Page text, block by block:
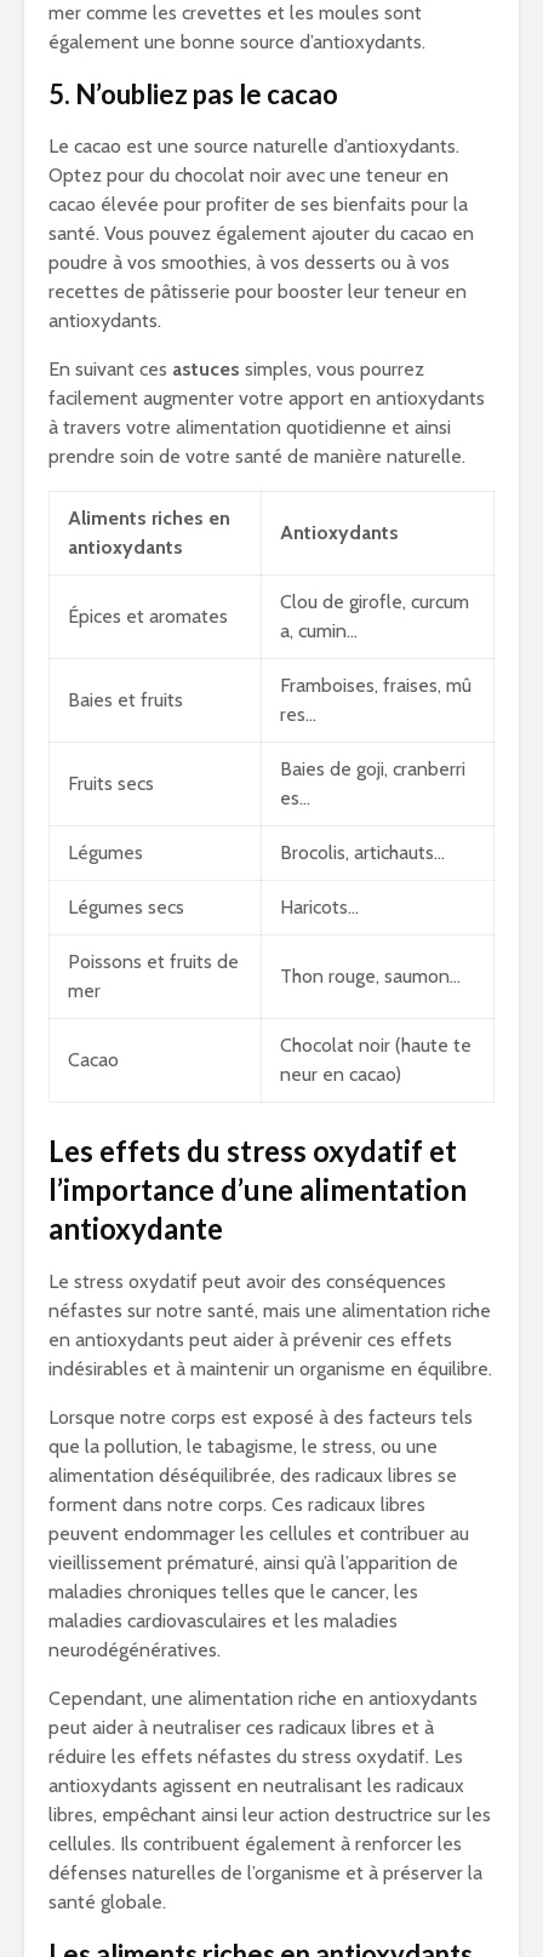
mer comme les crevettes et les moules sont
également une bonne source d’antioxydants.
5. N’oubliez pas le cacao
Le cacao est une source naturelle d’antioxydants.
Optez pour du chocolat noir avec une teneur en
cacao élevée pour profiter de ses bienfaits pour la
santé. Vous pouvez également ajouter du cacao en
poudre à vos smoothies, à vos desserts ou à vos
recettes de pâtisserie pour booster leur teneur en
antioxydants.
En suivant ces astuces simples, vous pourrez
facilement augmenter votre apport en antioxydants
à travers votre alimentation quotidienne et ainsi
prendre soin de votre santé de manière naturelle.
Aliments riches en
antioxydants
Antioxydants
Épices et aromates
Clou de girofle, curcum
a, cumin…
Baies et fruits
Framboises, fraises, mû
res…
Fruits secs
Baies de goji, cranberri
es…
Légumes Brocolis, artichauts…
Légumes secs Haricots…
Poissons et fruits de
mer
Thon rouge, saumon…
Cacao
Chocolat noir (haute te
neur en cacao)
Les effets du stress oxydatif et
l’importance d’une alimentation
antioxydante
Le stress oxydatif peut avoir des conséquences
néfastes sur notre santé, mais une alimentation riche
en antioxydants peut aider à prévenir ces effets
indésirables et à maintenir un organisme en équilibre.
Lorsque notre corps est exposé à des facteurs tels
que la pollution, le tabagisme, le stress, ou une
alimentation déséquilibrée, des radicaux libres se
forment dans notre corps. Ces radicaux libres
peuvent endommager les cellules et contribuer au
vieillissement prématuré, ainsi qu’à l’apparition de
maladies chroniques telles que le cancer, les
maladies cardiovasculaires et les maladies
neurodégénératives.
Cependant, une alimentation riche en antioxydants
peut aider à neutraliser ces radicaux libres et à
réduire les effets néfastes du stress oxydatif. Les
antioxydants agissent en neutralisant les radicaux
libres, empêchant ainsi leur action destructrice sur les
cellules. Ils contribuent également à renforcer les
défenses naturelles de l’organisme et à préserver la
santé globale.